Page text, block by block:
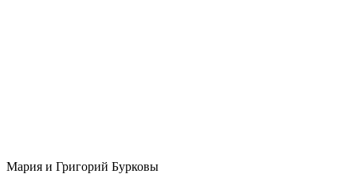
Мария и Григорий Бурковы